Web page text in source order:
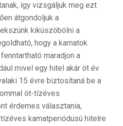
így vizsgáljuk meg ezt
átgondoljuk a
kiküszöbölni a
hogy a kamatok
maradjon a
mivel egy hitel akár öt év
15 évre biztosítaná be a
öt-tízéves
érdemes választania,
kamatperiódusú hitelre